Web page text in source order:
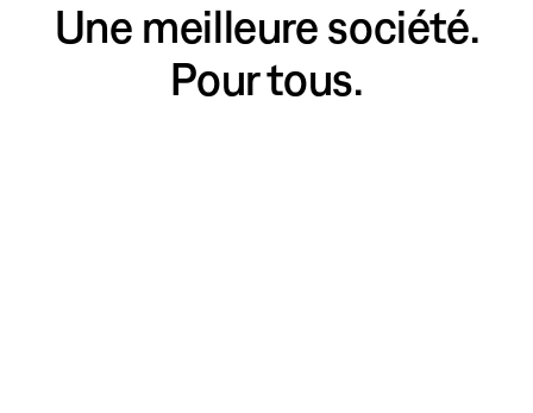
Une meilleure société.
Pour tous.